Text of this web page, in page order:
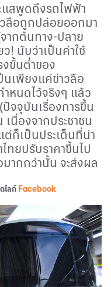
แสพูดถึงรถไฟฟ้า
ลือถูกปล่อยออกมา
จากต้นทาง-ปลาย
ว! นับว่าเป็นค่าใช้
ขั้นต่ำของ
นเพียงแค่ข่าวลือ
หนดไว้จริงๆ แล้ว
(ปัจจุบันเรื่องการขึ้น
นื่องจากประชาชน
ต่ก็เป็นประเด็นที่น่า
ทยปรับราคาขึ้นไป
ากกว่านั้น จะส่งผล
ไลก์ Facebook